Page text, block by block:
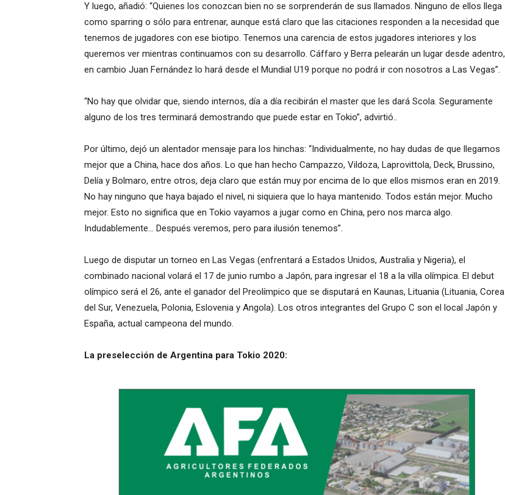
Y luego, añadió: “Quienes los conozcan bien no se sorprenderán de sus llamados. Ninguno de ellos llega
como sparring o sólo para entrenar, aunque está claro que las citaciones responden a la necesidad que
tenemos de jugadores con ese biotipo. Tenemos una carencia de estos jugadores interiores y los
queremos ver mientras continuamos con su desarrollo. Cáffaro y Berra pelearán un lugar desde adentro,
en cambio Juan Fernández lo hará desde el Mundial U19 porque no podrá ir con nosotros a Las Vegas”.
“No hay que olvidar que, siendo internos, día a día recibirán el master que les dará Scola. Seguramente
alguno de los tres terminará demostrando que puede estar en Tokio”, advirtió..
Por último, dejó un alentador mensaje para los hinchas: “Individualmente, no hay dudas de que llegamos
mejor que a China, hace dos años. Lo que han hecho Campazzo, Vildoza, Laprovittola, Deck, Brussino,
Delía y Bolmaro, entre otros, deja claro que están muy por encima de lo que ellos mismos eran en 2019.
No hay ninguno que haya bajado el nivel, ni siquiera que lo haya mantenido. Todos están mejor. Mucho
mejor. Esto no significa que en Tokio vayamos a jugar como en China, pero nos marca algo.
Indudablemente… Después veremos, pero para ilusión tenemos”.
Luego de disputar un torneo en Las Vegas (enfrentará a Estados Unidos, Australia y Nigeria), el
combinado nacional volará el 17 de junio rumbo a Japón, para ingresar el 18 a la villa olímpica. El debut
olímpico será el 26, ante el ganador del Preolímpico que se disputará en Kaunas, Lituania (Lituania, Corea
del Sur, Venezuela, Polonia, Eslovenia y Angola). Los otros integrantes del Grupo C son el local Japón y
España, actual campeona del mundo.
La preselección de Argentina para Tokio 2020: